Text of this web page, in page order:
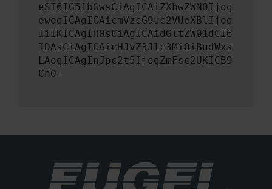
eSI6IG51bGwsCiAgICAiZXhwZWN0Ijog
ewogICAgICAicmVzcG9uc2VUeXBlIjog
IiIKICAgIH0sCiAgICAidGltZW91dCI6
IDAsCiAgICAicHJvZ3Jlc3MiOiBudWxs
LAogICAgInJpc2t5IjogZmFsc2UKICB9
Cn0=